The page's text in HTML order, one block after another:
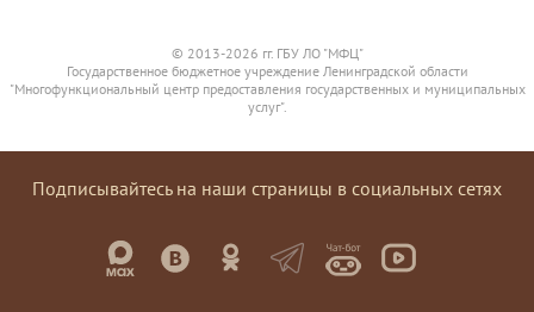
© 2013-2026 гг. ГБУ ЛО "МФЦ"
Государственное бюджетное учреждение Ленинградской области
"Многофункциональный центр предоставления государственных и муниципальных
услуг".
Подписывайтесь на наши страницы в социальных сетях